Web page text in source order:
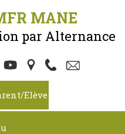
MANE
par Alternance
Elève